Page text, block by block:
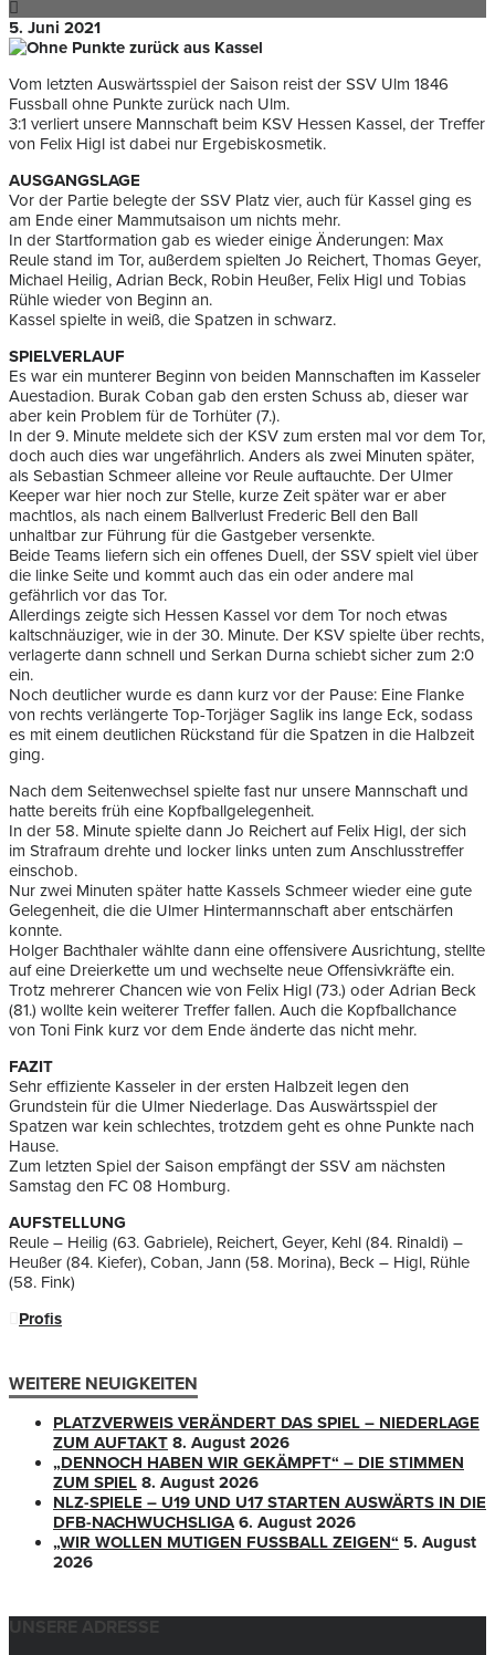
5. Juni 2021
Vom letzten Auswärtsspiel der Saison reist der SSV Ulm 1846
Fussball ohne Punkte zurück nach Ulm.
3:1 verliert unsere Mannschaft beim KSV Hessen Kassel, der Treffer
von Felix Higl ist dabei nur Ergebiskosmetik.
AUSGANGSLAGE
Vor der Partie belegte der SSV Platz vier, auch für Kassel ging es
am Ende einer Mammutsaison um nichts mehr.
In der Startformation gab es wieder einige Änderungen: Max
Reule stand im Tor, außerdem spielten Jo Reichert, Thomas Geyer,
Michael Heilig, Adrian Beck, Robin Heußer, Felix Higl und Tobias
Rühle wieder von Beginn an.
Kassel spielte in weiß, die Spatzen in schwarz.
SPIELVERLAUF
Es war ein munterer Beginn von beiden Mannschaften im Kasseler
Auestadion. Burak Coban gab den ersten Schuss ab, dieser war
aber kein Problem für de Torhüter (7.).
In der 9. Minute meldete sich der KSV zum ersten mal vor dem Tor,
doch auch dies war ungefährlich. Anders als zwei Minuten später,
als Sebastian Schmeer alleine vor Reule auftauchte. Der Ulmer
Keeper war hier noch zur Stelle, kurze Zeit später war er aber
machtlos, als nach einem Ballverlust Frederic Bell den Ball
unhaltbar zur Führung für die Gastgeber versenkte.
Beide Teams liefern sich ein offenes Duell, der SSV spielt viel über
die linke Seite und kommt auch das ein oder andere mal
gefährlich vor das Tor.
Allerdings zeigte sich Hessen Kassel vor dem Tor noch etwas
kaltschnäuziger, wie in der 30. Minute. Der KSV spielte über rechts,
verlagerte dann schnell und Serkan Durna schiebt sicher zum 2:0
ein.
Noch deutlicher wurde es dann kurz vor der Pause: Eine Flanke
von rechts verlängerte Top-Torjäger Saglik ins lange Eck, sodass
es mit einem deutlichen Rückstand für die Spatzen in die Halbzeit
ging.
Nach dem Seitenwechsel spielte fast nur unsere Mannschaft und
hatte bereits früh eine Kopfballgelegenheit.
In der 58. Minute spielte dann Jo Reichert auf Felix Higl, der sich
im Strafraum drehte und locker links unten zum Anschlusstreffer
einschob.
Nur zwei Minuten später hatte Kassels Schmeer wieder eine gute
Gelegenheit, die die Ulmer Hintermannschaft aber entschärfen
konnte.
Holger Bachthaler wählte dann eine offensivere Ausrichtung, stellte
auf eine Dreierkette um und wechselte neue Offensivkräfte ein.
Trotz mehrerer Chancen wie von Felix Higl (73.) oder Adrian Beck
(81.) wollte kein weiterer Treffer fallen. Auch die Kopfballchance
von Toni Fink kurz vor dem Ende änderte das nicht mehr.
FAZIT
Sehr effiziente Kasseler in der ersten Halbzeit legen den
Grundstein für die Ulmer Niederlage. Das Auswärtsspiel der
Spatzen war kein schlechtes, trotzdem geht es ohne Punkte nach
Hause.
Zum letzten Spiel der Saison empfängt der SSV am nächsten
Samstag den FC 08 Homburg.
AUFSTELLUNG
Reule – Heilig (63. Gabriele), Reichert, Geyer, Kehl (84. Rinaldi) –
Heußer (84. Kiefer), Coban, Jann (58. Morina), Beck – Higl, Rühle
(58. Fink)
Profis
WEITERE NEUIGKEITEN
PLATZVERWEIS VERÄNDERT DAS SPIEL – NIEDERLAGE
ZUM AUFTAKT 8. August 2026
„DENNOCH HABEN WIR GEKÄMPFT“ – DIE STIMMEN
ZUM SPIEL 8. August 2026
NLZ-SPIELE – U19 UND U17 STARTEN AUSWÄRTS IN DIE
DFB-NACHWUCHSLIGA 6. August 2026
„WIR WOLLEN MUTIGEN FUSSBALL ZEIGEN“
5. August
2026
UNSERE ADRESSE